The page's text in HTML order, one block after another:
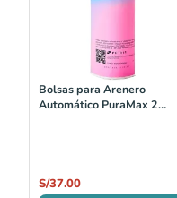
Bolsas para Arenero
Automático PuraMax 2
S/37.00